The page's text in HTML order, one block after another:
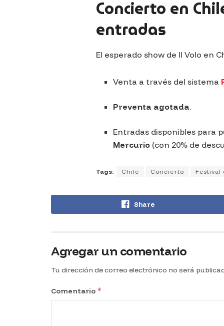
Concierto en
entradas
El esperado show de Il Volo en
Venta a través del sistema
Preventa agotada.
Entradas disponibles para
Mercurio (con 20% de
Tags: Chile Concierto Festival
Share
Agregar un comentario
Tu dirección de correo electrónico no será
Comentario *